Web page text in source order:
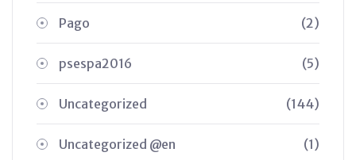
Pago (2)
psespa2016 (5)
Uncategorized (144)
Uncategorized @en (1)